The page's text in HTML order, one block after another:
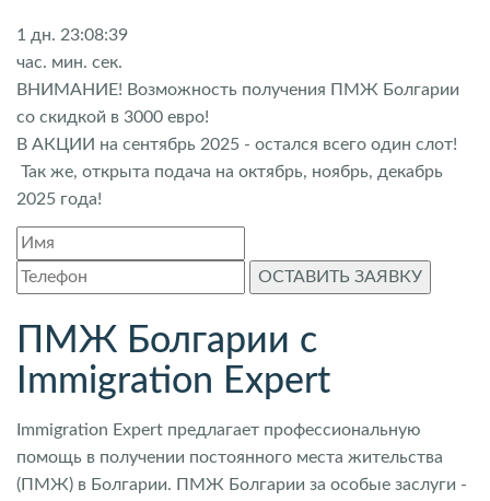
1 дн. 23:08:39
час. мин. сек.
ВНИМАНИЕ! Возможность получения ПМЖ Болгарии
со скидкой в 3000 евро!
В АКЦИИ на сентябрь 2025 - остался всего один слот!
Так же, открыта подача на октябрь, ноябрь, декабрь
2025 года!
ОСТАВИТЬ ЗАЯВКУ
ПМЖ Болгарии с
Immigration Expert
Immigration Expert предлагает профессиональную
помощь в получении постоянного места жительства
(ПМЖ) в Болгарии. ПМЖ Болгарии за особые заслуги -